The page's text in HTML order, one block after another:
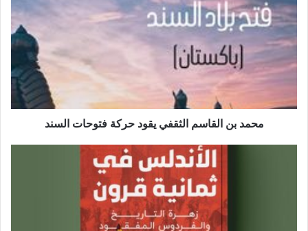
بن
القاسم
الثقفي
يقود
حركة
محمد بن القاسم الثقفي يقود حركة فتوحات السند